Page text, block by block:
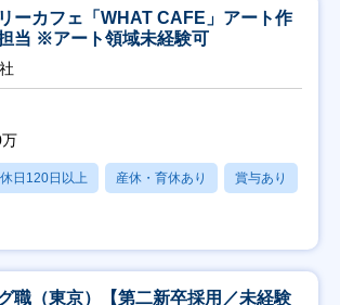
ーカフェ「WHAT CAFE」アート作
当 ※アート領域未経験可
休日120日以上 産休・育休あり 賞与あり
職（東京）【第二新卒採用／未経験